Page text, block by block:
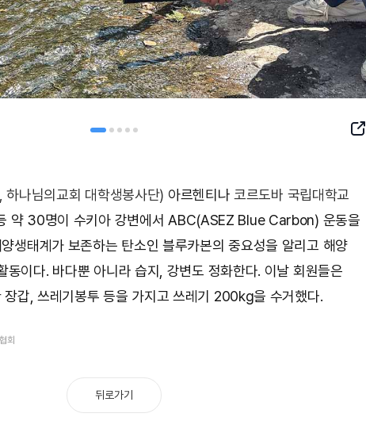
SNS
하나님의교회 대학생봉사단) 아르헨티나코르도바 국립대학교
약 30명이 수키아 강변에서 ABC(ASEZ Blue Carbon) 운동을
생태계가 보존하는 탄소인 블루카본의 중요성을 알리고 해양
동이다. 바다뿐 아니라 습지, 강변도 정화한다. 이날 회원들은
장갑, 쓰레기봉투 등을 가지고 쓰레기 200kg을 수거했다.
회
뒤로가기